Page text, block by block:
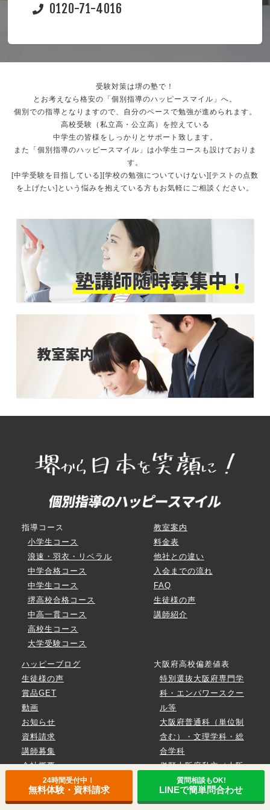
0120-71-4016
受験対策は堺の塾で！
とお考えなら格安の「個別指導のハッピースマイル」へ。
個別での指導となりますので、自分のペースで勉強が進められます。
高校受験（私立高・公立高）を控えている
中学生の皆様をしっかりとサポート致します。
また「個別指導のハッピースマイル」は小学生コースも設けておりま
す。
[中学受験を目指している][学校の勉強についていけない][テストの点数
を上げたい]という悩みを抱えている方もお気軽にご相談ください。
24時間受付中！
無料体験・資料請求
質問相談もOK!
LINEで簡単問合わせ
指導コース
小学生コース
浪速・羽衣・リベラル
中学合格コース
中学生コース
堺高校合格コース
中高一貫コース
高校生コース
大学受験コース
教室案内
料金表
他社との違い
入会までの流れ
FAQ
生徒様の声
講師紹介
ハッピーブログ
生徒様の声
賞品GET
動画
お知らせ
資料請求
講師募集
会社概要
大阪府高校偏差値表
特別選抜大阪府専門学
科・エンパワースクー
ル等
大阪府普通科（単位制
含む）・文理学科・総
合学科
併願大阪府私立（大阪
府北部・北東部）
専願大阪府私立（大阪